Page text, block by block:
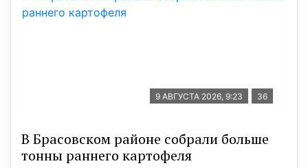
9 АВГУСТА 2026, 9:23 36
В Брасовском районе собрали больше
тонны раннего картофеля